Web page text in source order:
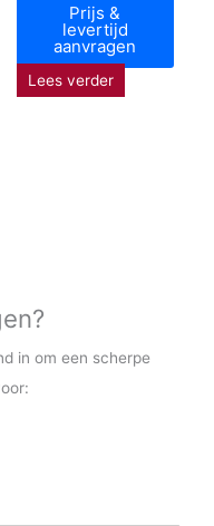
Prijs &
levertijd
aanvragen
Lees verder
in om een scherpe